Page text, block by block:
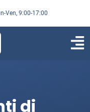
Ven, 9:00-17:00
di